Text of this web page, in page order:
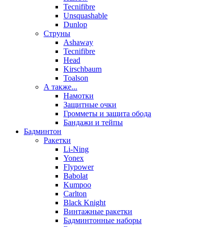
Tecnifibre
Unsquashable
Dunlop
Струны
Ashaway
Tecnifibre
Head
Kirschbaum
Toalson
А также...
Намотки
Защитные очки
Громметы и защита обода
Бандажи и тейпы
Бадминтон
Ракетки
Li-Ning
Yonex
Flypower
Babolat
Kumpoo
Carlton
Black Knight
Винтажные ракетки
Бадминтонные наборы